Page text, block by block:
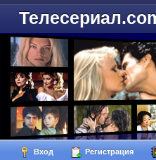
Вход Регистрация